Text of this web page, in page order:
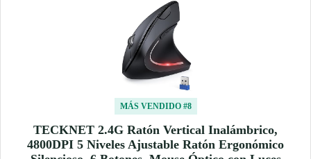
MÁS VENDIDO #8
TECKNET 2.4G Ratón Vertical Inalámbrico,
4800DPI 5 Niveles Ajustable Ratón Ergonómico